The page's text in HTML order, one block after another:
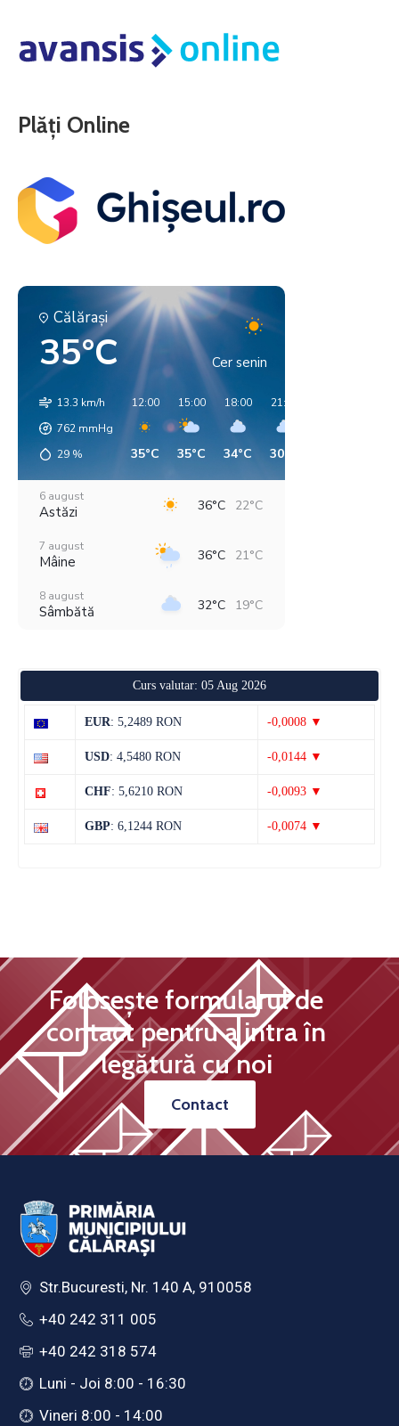
Plăți Online
Călăraşi
35°C Cer senin
13.3 km/h
762 mmHg
29 %
12:00
35°C
15:00
35°C
18:00
34°C
21:00
30°C
6 august
Astăzi 36°C 22°C
7 august
Mâine 36°C 21°C
8 august
Sâmbătă 32°C 19°C
32°C 15°C
Marți
12 august
Curs valutar: 05 Aug 2026
EUR: 5,2489 RON -0,0008 ▼
USD: 4,5480 RON -0,0144 ▼
CHF: 5,6210 RON -0,0093 ▼
GBP: 6,1244 RON -0,0074 ▼
Folosește formularul de
contact pentru a intra în
legătură cu noi
Contact
Str.Bucuresti, Nr. 140 A, 910058
+40 242 311 005
+40 242 318 574
Luni - Joi 8:00 - 16:30
Vineri 8:00 - 14:00